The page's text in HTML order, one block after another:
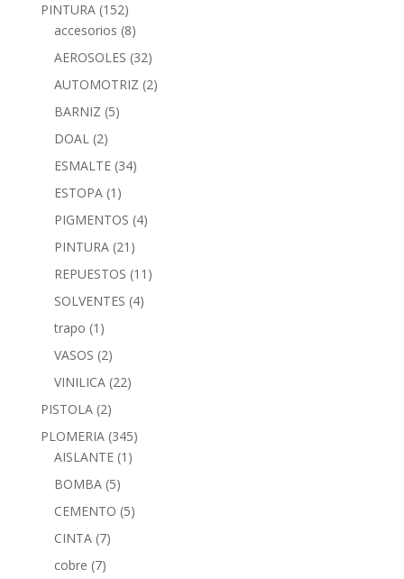
PINTURA (152)
accesorios (8)
AEROSOLES (32)
AUTOMOTRIZ (2)
BARNIZ (5)
DOAL (2)
ESMALTE (34)
ESTOPA (1)
PIGMENTOS (4)
PINTURA (21)
REPUESTOS (11)
SOLVENTES (4)
trapo (1)
VASOS (2)
VINILICA (22)
PISTOLA (2)
PLOMERIA (345)
AISLANTE (1)
BOMBA (5)
CEMENTO (5)
CINTA (7)
cobre (7)